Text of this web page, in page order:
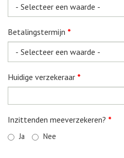
Betalingstermijn *
Huidige verzekeraar *
Inzittenden meeverzekeren? *
Ja Nee